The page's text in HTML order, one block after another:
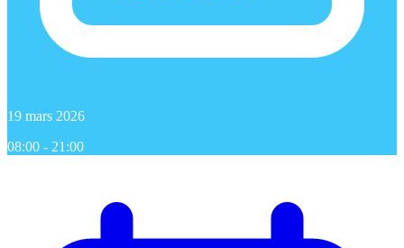
19 mars 2026
08:00 - 21:00